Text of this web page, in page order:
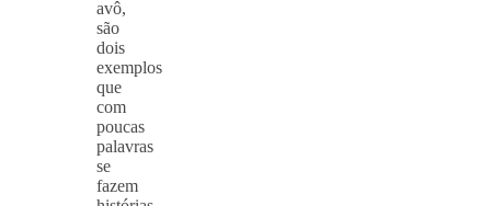
avô,
são
dois
exemplos
que
com
poucas
palavras
se
fazem